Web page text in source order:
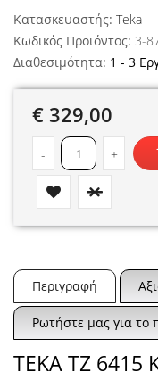
Κατασκευαστής: Teka
Κωδικός Προϊόντος: 3-
Διαθεσιμότητα: 1 - 3
€ 329,00
- +
Περιγραφή
Ρωτήστε μας για το
TEKA TZ 6415